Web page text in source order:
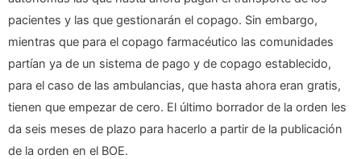
pacientes y las que gestionarán el copago. Sin embargo,
mientras que para el copago farmacéutico las comunidades
partían ya de un sistema de pago y de copago establecido,
para el caso de las ambulancias, que hasta ahora eran gratis,
tienen que empezar de cero. El último borrador de la orden les
da seis meses de plazo para hacerlo a partir de la publicación
de la orden en el BOE.